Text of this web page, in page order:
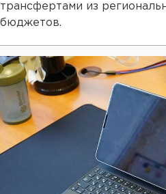
трансфертами из
бюджетов.